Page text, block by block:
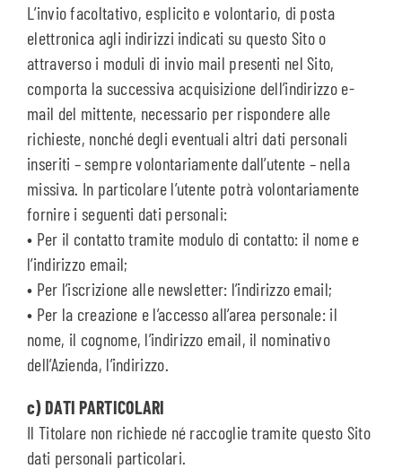
L’invio facoltativo, esplicito e volontario, di posta
elettronica agli indirizzi indicati su questo Sito o
attraverso i moduli di invio mail presenti nel Sito,
comporta la successiva acquisizione dell’indirizzo e-
mail del mittente, necessario per rispondere alle
richieste, nonché degli eventuali altri dati personali
inseriti – sempre volontariamente dall’utente – nella
missiva. In particolare l’utente potrà volontariamente
fornire i seguenti dati personali:
• Per il contatto tramite modulo di contatto: il nome e
l’indirizzo email;
• Per l’iscrizione alle newsletter: l’indirizzo email;
• Per la creazione e l’accesso all’area personale: il
nome, il cognome, l’indirizzo email, il nominativo
dell’Azienda, l’indirizzo.
c) DATI PARTICOLARI
Il Titolare non richiede né raccoglie tramite questo Sito
dati personali particolari.